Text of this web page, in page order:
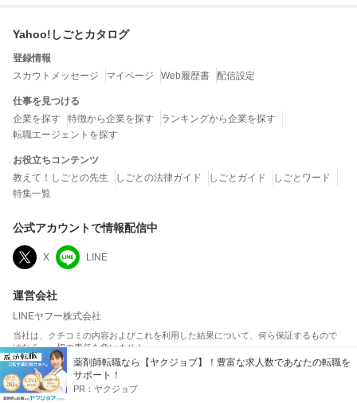
薬剤師転職なら【ヤクジョブ】！豊富な求人数であなたの転職を
サポート！
PR： ヤクジョブ
Yahoo!しごとカタログ
登録情報
スカウトメッセージ
マイページ Web履歴書 配信設定
仕事を見つける
企業を探す
特徴から企業を探す
ランキングから企業を探す
転職エージェントを探す
お役立ちコンテンツ
教えて！しごとの先生
しごとの法律ガイド しごとガイド
しごとワード
特集一覧
公式アカウントで情報配信中
X LINE
運営会社
LINEヤフー株式会社
当社は、クチコミの内容およびこれを利用した結果について、何ら保証するもので
はなく、一切の責任を負いません。
転職・就職で人気の企業